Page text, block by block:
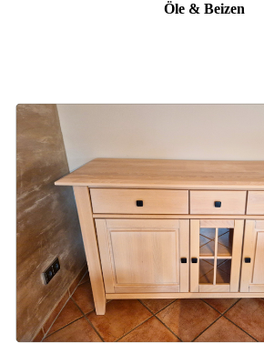
Öle & Beizen